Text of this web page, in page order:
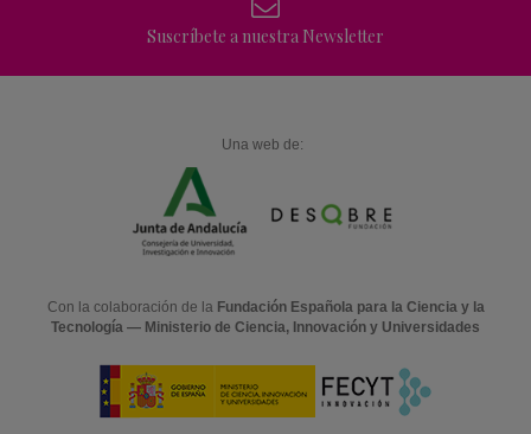
Suscríbete a nuestra Newsletter
Una web de:
Con la colaboración de la Fundación Española para la Ciencia y la
Tecnología — Ministerio de Ciencia, Innovación y Universidades